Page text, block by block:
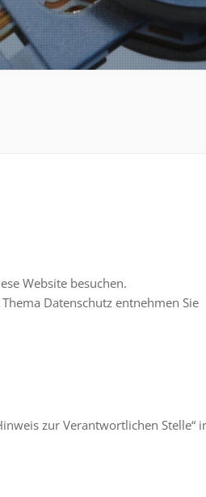
Website besuchen.
Datenschutz entnehmen Sie
zur Verantwortlichen Stelle“